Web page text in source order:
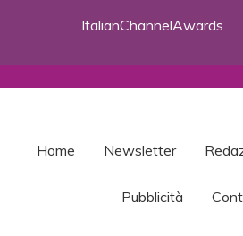
ItalianChannelAwards
Home Newsletter
Pubblicità